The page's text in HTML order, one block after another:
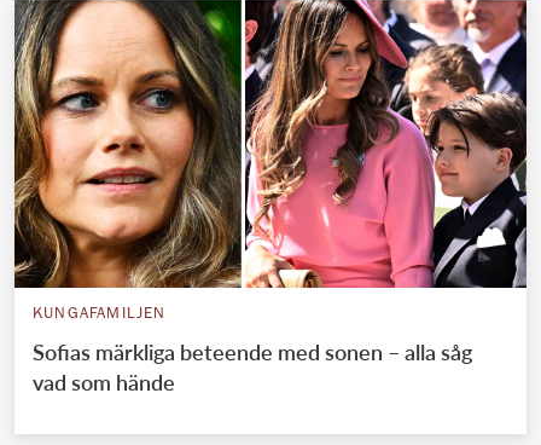
KUNGAFAMILJEN
Sofias märkliga beteende med sonen – alla såg
vad som hände